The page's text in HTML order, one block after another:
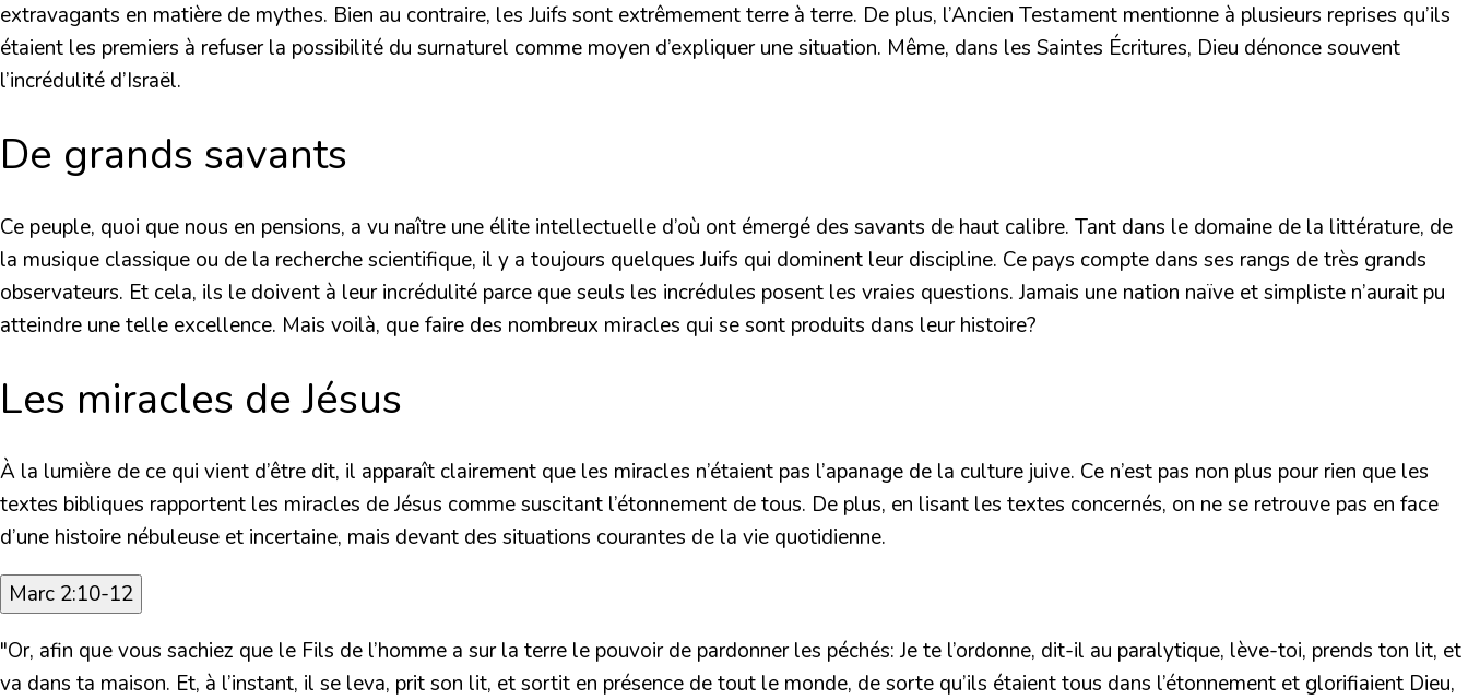
extravagants en matière de mythes. Bien au contraire, les Juifs sont extrêmement terre à terre. De plus, l’Ancien Testament mentionne à plusieurs reprises qu’ils
étaient les premiers à refuser la possibilité du surnaturel comme moyen d’expliquer une situation. Même, dans les Saintes Écritures, Dieu dénonce souvent
l’incrédulité d’Israël.
De grands savants
Ce peuple, quoi que nous en pensions, a vu naître une élite intellectuelle d’où ont émergé des savants de haut calibre. Tant dans le domaine de la littérature, de
la musique classique ou de la recherche scientifique, il y a toujours quelques Juifs qui dominent leur discipline. Ce pays compte dans ses rangs de très grands
observateurs. Et cela, ils le doivent à leur incrédulité parce que seuls les incrédules posent les vraies questions. Jamais une nation naïve et simpliste n’aurait pu
atteindre une telle excellence. Mais voilà, que faire des nombreux miracles qui se sont produits dans leur histoire?
Les miracles de Jésus
À la lumière de ce qui vient d’être dit, il apparaît clairement que les miracles n’étaient pas l’apanage de la culture juive. Ce n’est pas non plus pour rien que les
textes bibliques rapportent les miracles de Jésus comme suscitant l’étonnement de tous. De plus, en lisant les textes concernés, on ne se retrouve pas en face
d’une histoire nébuleuse et incertaine, mais devant des situations courantes de la vie quotidienne.
Marc 2:10-12
"Or, afin que vous sachiez que le Fils de l’homme a sur la terre le pouvoir de pardonner les péchés: Je te l’ordonne, dit-il au paralytique, lève-toi, prends ton lit, et
va dans ta maison. Et, à l’instant, il se leva, prit son lit, et sortit en présence de tout le monde, de sorte qu’ils étaient tous dans l’étonnement et glorifiaient Dieu,